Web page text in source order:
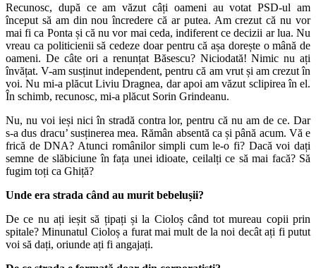
Recunosc, după ce am văzut câți oameni au votat PSD-ul am
început să am din nou încredere că ar putea. Am crezut că nu vor
mai fi ca Ponta și că nu vor mai ceda, indiferent ce decizii ar lua. Nu
vreau ca politicienii să cedeze doar pentru că așa dorește o mână de
oameni. De câte ori a renunțat Băsescu? Niciodată! Nimic nu ați
învățat. V-am susținut independent, pentru că am vrut și am crezut în
voi. Nu mi-a plăcut Liviu Dragnea, dar apoi am văzut sclipirea în el.
În schimb, recunosc, mi-a plăcut Sorin Grindeanu.
Nu, nu voi ieși nici în stradă contra lor, pentru că nu am de ce. Dar
s-a dus dracu’ susținerea mea. Rămân absentă ca și până acum. Vă e
frică de DNA? Atunci românilor simpli cum le-o fi? Dacă voi dați
semne de slăbiciune în fața unei idioate, ceilalți ce să mai facă? Să
fugim toți ca Ghiță?
Unde era strada când au murit bebelușii?
De ce nu ați ieșit să țipați și la Cioloș când tot mureau copii prin
spitale? Minunatul Cioloș a furat mai mult de la noi decât ați fi putut
voi să dați, oriunde ați fi angajați.